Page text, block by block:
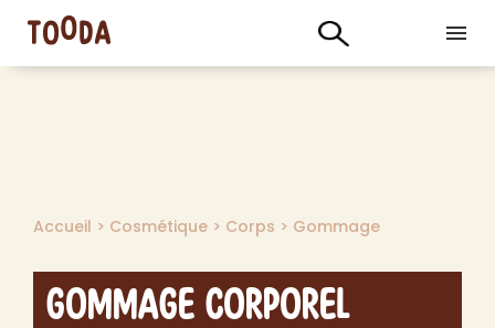
Accueil > Cosmétique > Corps > Gommage
Gommage Corporel